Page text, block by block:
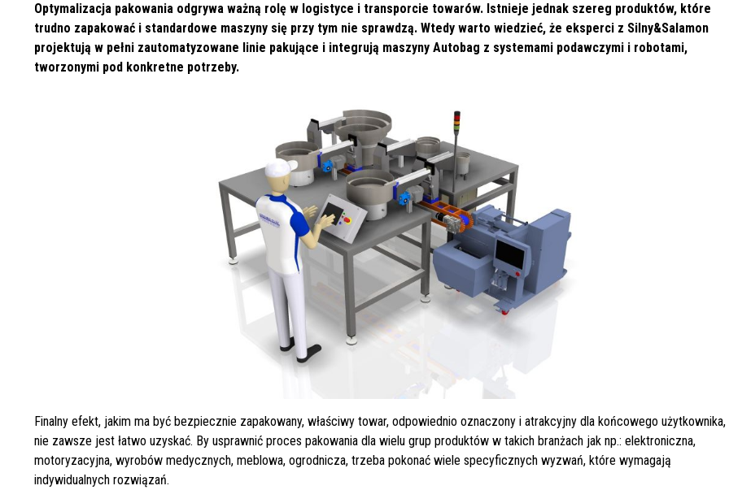
Optymalizacja pakowania odgrywa ważną rolę w logistyce i transporcie towarów. Istnieje jednak szereg produktów, które
trudno zapakować i standardowe maszyny się przy tym nie sprawdzą. Wtedy warto wiedzieć, że eksperci z Silny&Salamon
projektują w pełni zautomatyzowane linie pakujące i integrują maszyny Autobag z systemami podawczymi i robotami,
tworzonymi pod konkretne potrzeby.
Finalny efekt, jakim ma być bezpiecznie zapakowany, właściwy towar, odpowiednio oznaczony i atrakcyjny dla końcowego użytkownika,
nie zawsze jest łatwo uzyskać. By usprawnić proces pakowania dla wielu grup produktów w takich branżach jak np.: elektroniczna,
motoryzacyjna, wyrobów medycznych, meblowa, ogrodnicza, trzeba pokonać wiele specyficznych wyzwań, które wymagają
indywidualnych rozwiązań.
Trzpieniowa
giętarka
automatyczna
CNC38BR3 SHUZ
TUNG od TFM